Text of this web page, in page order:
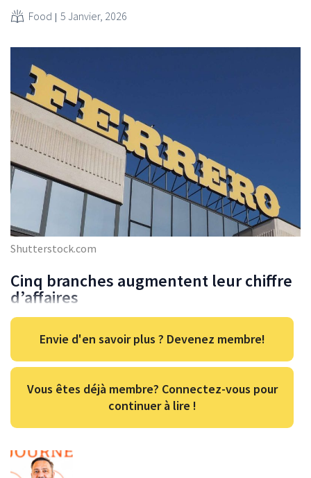
Food 5 Janvier, 2026
Shutterstock.com
Cinq branches augmentent leur chiffre
d’affaires
Envie d'en savoir plus ? Devenez membre!
Vous êtes déjà membre? Connectez-vous pour
continuer à lire !